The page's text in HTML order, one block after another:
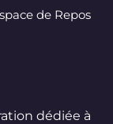
de Repos
dédiée à